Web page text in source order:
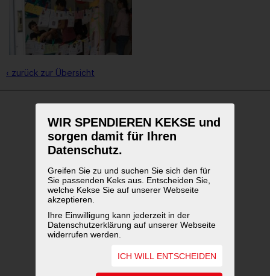
WIR SPENDIEREN KEKSE und
sorgen damit für Ihren
Datenschutz.
Greifen Sie zu und suchen Sie sich den für
Sie passenden Keks aus. Entscheiden Sie,
welche Kekse Sie auf unserer Webseite
akzeptieren.
Ihre Einwilligung kann jederzeit in der
Datenschutzerklärung auf unserer Webseite
widerrufen werden.
ICH WILL ENTSCHEIDEN
‹ zurück zur Übersicht
WEITERFÜHRENDE LINKS